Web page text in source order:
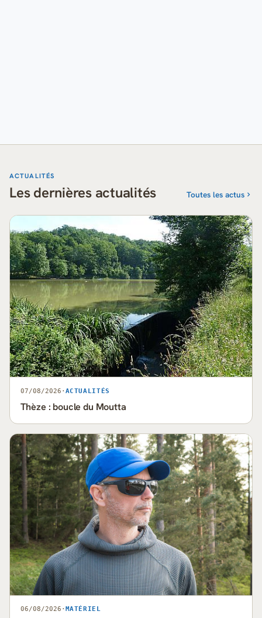
ACTUALITÉS
Les dernières actualités Toutes les actus
07/08/2026 · ACTUALITÉS
Thèze : boucle du Moutta
06/08/2026 · MATÉRIEL